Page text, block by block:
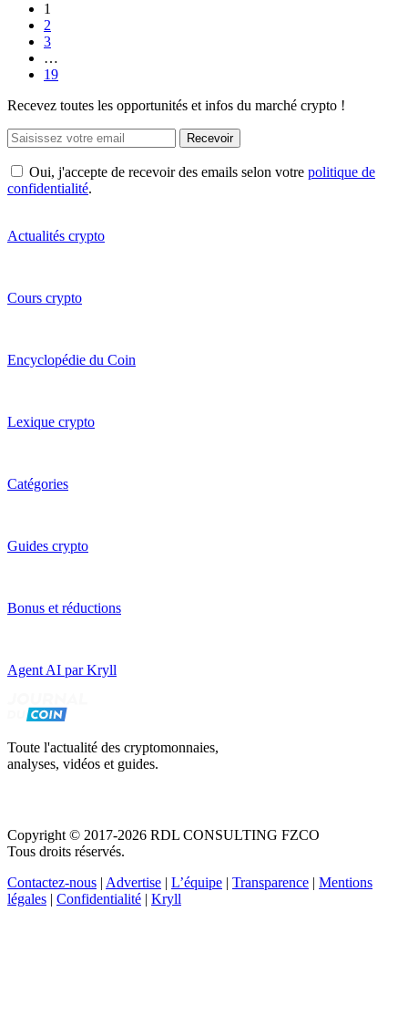
1
2
3
…
19
Recevez toutes les opportunités et infos du marché crypto !
Recevoir
Oui, j'accepte de recevoir des emails selon votre politique de
confidentialité.
Actualités crypto
Cours crypto
Encyclopédie du Coin
Lexique crypto
Catégories
Guides crypto
Bonus et réductions
Agent AI par Kryll
Toute l'actualité des cryptomonnaies,
analyses, vidéos et guides.
Copyright © 2017-2026 RDL CONSULTING FZCO
Tous droits réservés.
Contactez-nous | Advertise | L’équipe | Transparence | Mentions
légales | Confidentialité | Kryll